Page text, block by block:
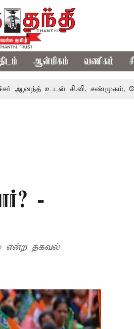
ஆன்மிகம் வணிகம்
உடன் சி.வி. சண்முகம், வேலுமணி
-
என்ற தகவல்